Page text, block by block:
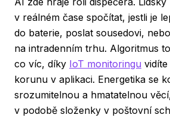
v reálném čase spočítat, jestli je
do baterie, poslat sousedovi,
na intradenním trhu. Algoritmus
co víc, díky IoT monitoringu
korunu v aplikaci. Energetika se
srozumitelnou a hmatatelnou
v podobě složenky v poštovní